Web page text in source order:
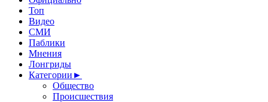
Топ
Видео
СМИ
Паблики
Мнения
Лонгриды
Категории ►
Общество
Происшествия